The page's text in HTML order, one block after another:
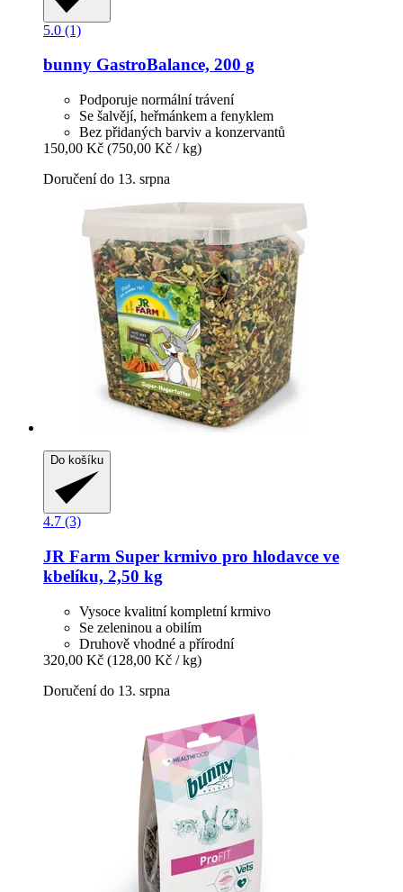
5.0 (1)
bunny GastroBalance, 200 g
Podporuje normální trávení
Se šalvějí, heřmánkem a fenyklem
Bez přidaných barviv a konzervantů
150,00 Kč (750,00 Kč / kg)
Doručení do 13. srpna
Do košíku
4.7 (3)
JR Farm Super krmivo pro hlodavce ve
kbelíku, 2,50 kg
Vysoce kvalitní kompletní krmivo
Se zeleninou a obilím
Druhově vhodné a přírodní
320,00 Kč (128,00 Kč / kg)
Doručení do 13. srpna